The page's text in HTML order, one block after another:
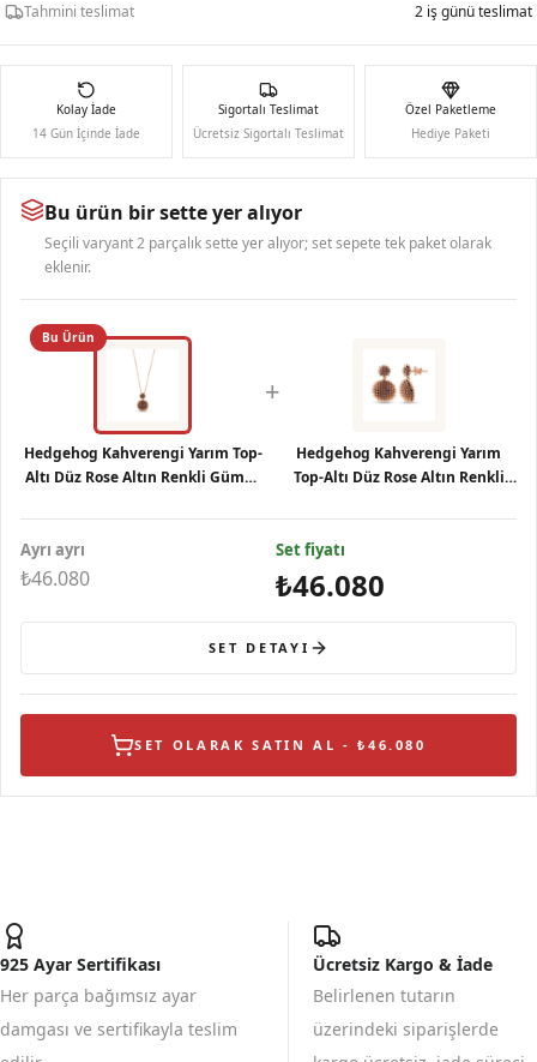
Tahmini teslimat 2 iş günü teslimat
Kolay İade
14 Gün İçinde İade
Sigortalı Teslimat
Ücretsiz Sigortalı Teslimat
Özel Paketleme
Hediye Paketi
Bu ürün bir sette yer alıyor
Seçili varyant 2 parçalık sette yer alıyor; set sepete tek paket olarak
eklenir.
Bu Ürün
Hedgehog Kahverengi Yarım Top-
Altı Düz Rose Altın Renkli Gümüş
+
Hedgehog Kahverengi Yarım
Top-Altı Düz Rose Altın Renkli
Ayrı ayrı
₺46.080
Set fiyatı
₺46.080
SET DETAYI
SET OLARAK SATIN AL - ₺46.080
925 Ayar Sertifikası
Her parça bağımsız ayar
damgası ve sertifikayla teslim
Ücretsiz Kargo & İade
Belirlenen tutarın
üzerindeki siparişlerde